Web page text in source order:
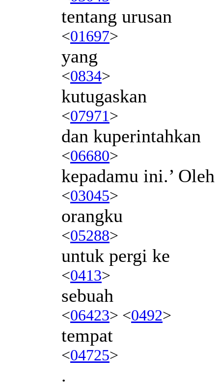
tentang urusan
<01697>
yang
<0834>
kutugaskan
<07971>
dan kuperintahkan
<06680>
kepadamu ini.’
<03045>
orangku
<05288>
untuk pergi ke
<0413>
sebuah
<06423> <0492>
tempat
<04725>
.